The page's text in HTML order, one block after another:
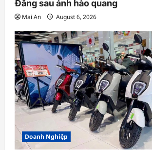
Đằng sau ánh hào quang
Mai An August 6, 2026
Doanh Nghiệp